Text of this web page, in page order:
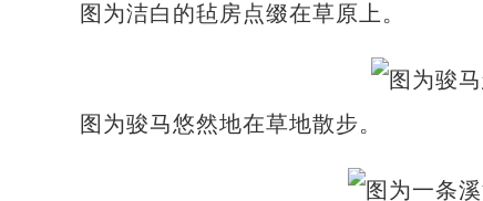
图为洁白的毡房点缀在草原上。
图为骏马悠然地在草地散步。